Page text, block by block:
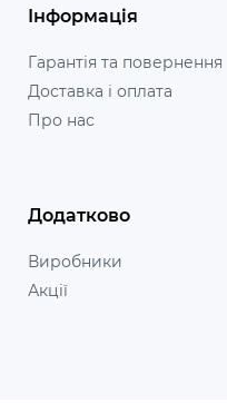
Інформація
Гарантія та повернення
Доставка і оплата
Про нас
Додатково
Виробники
Акції